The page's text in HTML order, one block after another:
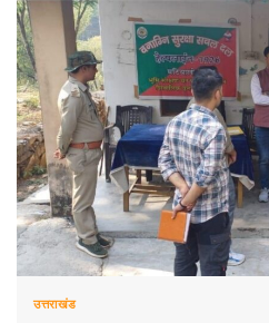
उत्तराखंड